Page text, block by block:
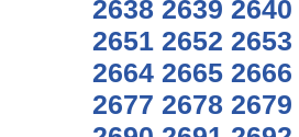
2638 2639 2640
2651 2652 2653
2664 2665 2666
2677 2678 2679